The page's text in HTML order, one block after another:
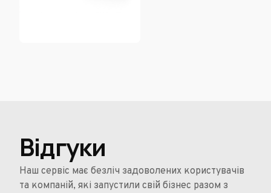
Відгуки
Наш сервіс має безліч задоволених користувачів
та компаній, які запустили свій бізнес разом з